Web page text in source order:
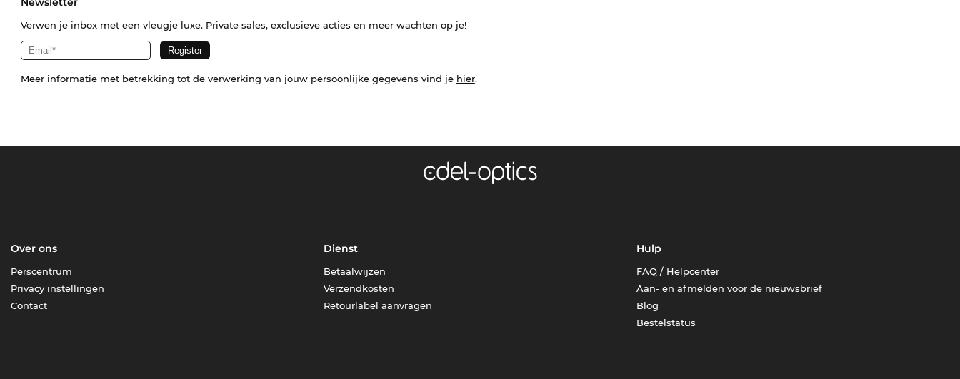
Verwen je inbox met een vleugje luxe. Private sales, exclusieve acties en meer wachten op je!
Meer informatie met betrekking tot de verwerking van jouw persoonlijke gegevens vind je hier.
Over ons
Perscentrum
Privacy instellingen
Contact
Dienst
Betaalwijzen
Verzendkosten
Retourlabel aanvragen
Hulp
FAQ / Helpcenter
Aan- en afmelden voor de nieuwsbrief
Blog
Bestelstatus